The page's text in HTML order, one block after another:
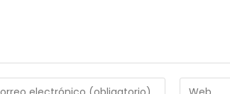
Introduce